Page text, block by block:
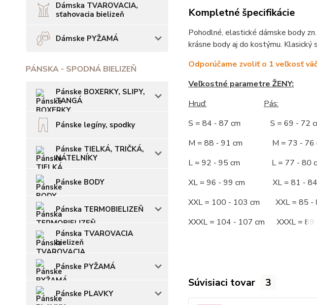
Dámska TVAROVACIA,
sťahovacia bielizeň
Dámske PYŽAMÁ
PÁNSKA - SPODNÁ BIELIZEŇ
Pánske BOXERKY, SLIPY,
TANGÁ
Pánske legíny, spodky
Pánske TIELKÁ, TRIČKÁ,
NÁTELNÍKY
Pánske BODY
Pánska TERMOBIELIZEŇ
Pánska TVAROVACIA
bielizeň
Pánske PYŽAMÁ
Pánske PLAVKY
Kompletné špecifikácie
Pohodlné, elastické dámske body
krásne body aj do kostýmu.
Odporúčame zvoliť o 1 veľkosť
Veľkostné parametre ŽENY:
Hruď:
Pás:
S = 84 - 87 cm S = 69 - 72
M = 88 - 91 cm M = 73 - 76
L = 92 - 95 cm L = 77 - 80
XL = 96 - 99 cm XL = 81 - 84
XXL = 100 - 103 cm XXL = 85 -
XXXL = 104 - 107 cm XXXL = 89
Súvisiaci tovar 3